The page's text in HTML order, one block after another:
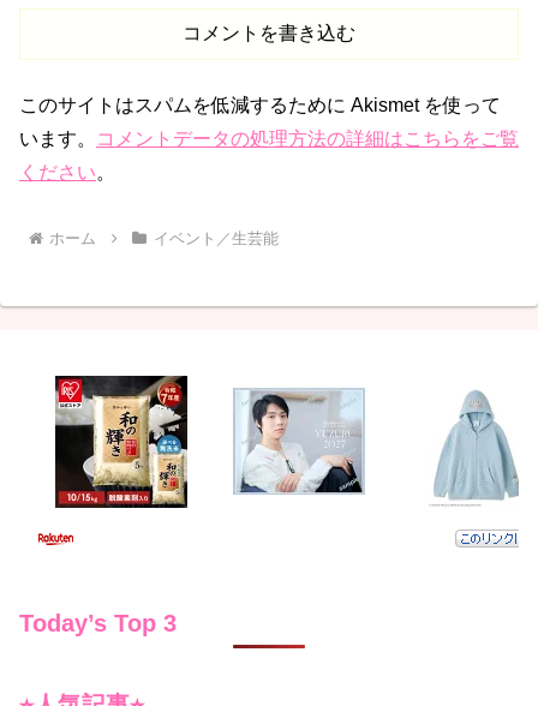
コメントを書き込む
このサイトはスパムを低減するために Akismet を使って
います。
コメントデータの処理方法の詳細はこちらをご覧
ください。
ホーム イベント／生芸能
Today’s Top 3